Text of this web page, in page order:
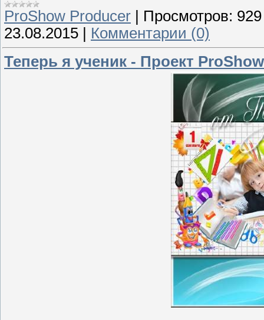
ProShow Producer
Просмотров: 929
23.08.2015
Комментарии (0)
Теперь я ученик - Проект